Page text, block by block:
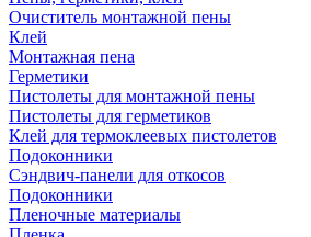
Очиститель монтажной пены
Клей
Монтажная пена
Герметики
Пистолеты для монтажной пены
Пистолеты для герметиков
Клей для термоклеевых пистолетов
Подоконники
Сэндвич-панели для откосов
Подоконники
Пленочные материалы